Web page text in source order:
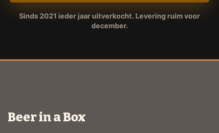
Sinds 2021 ieder jaar uitverkocht. Levering ruim voor
december.
Beer in a Box